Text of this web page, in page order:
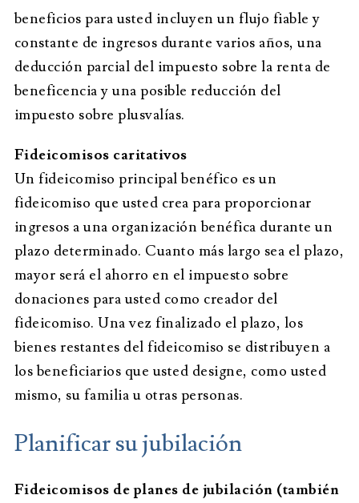
beneficios para usted incluyen un flujo fiable y
constante de ingresos durante varios años, una
deducción parcial del impuesto sobre la renta de
beneficencia y una posible reducción del
impuesto sobre plusvalías.
Fideicomisos caritativos
Un fideicomiso principal benéfico es un
fideicomiso que usted crea para proporcionar
ingresos a una organización benéfica durante un
plazo determinado. Cuanto más largo sea el plazo,
mayor será el ahorro en el impuesto sobre
donaciones para usted como creador del
fideicomiso. Una vez finalizado el plazo, los
bienes restantes del fideicomiso se distribuyen a
los beneficiarios que usted designe, como usted
mismo, su familia u otras personas.
Planificar su jubilación
Fideicomisos de planes de jubilación (también